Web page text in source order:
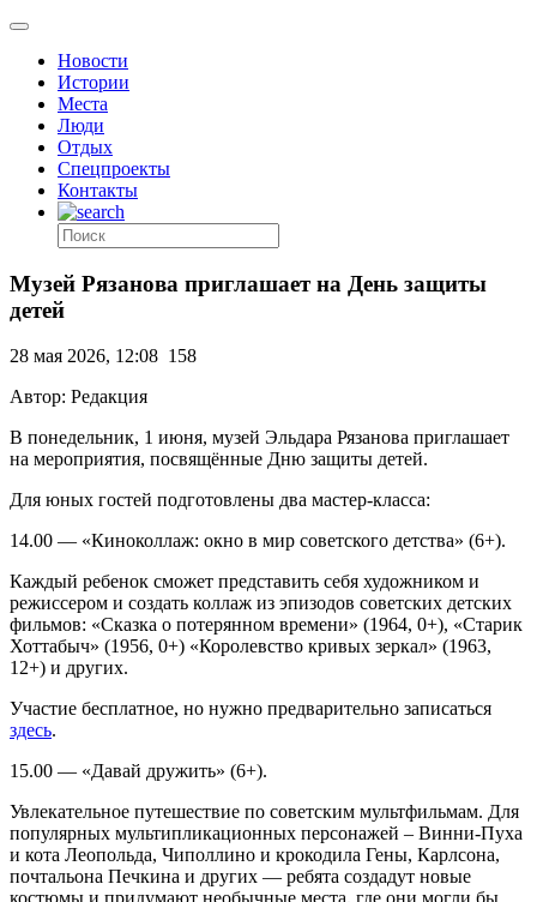
Новости
Истории
Места
Люди
Отдых
Спецпроекты
Контакты
Музей Рязанова приглашает на День защиты
детей
28 мая 2026, 12:08 158
Автор: Редакция
В понедельник, 1 июня, музей Эльдара Рязанова приглашает
на мероприятия, посвящённые Дню защиты детей.
Для юных гостей подготовлены два мастер-класса:
14.00 — «Киноколлаж: окно в мир советского детства» (6+).
Каждый ребенок сможет представить себя художником и
режиссером и создать коллаж из эпизодов советских детских
фильмов: «Сказка о потерянном времени» (1964, 0+), «Старик
Хоттабыч» (1956, 0+) «Королевство кривых зеркал» (1963,
12+) и других.
Участие бесплатное, но нужно предварительно записаться
здесь.
15.00 — «Давай дружить» (6+).
Увлекательное путешествие по советским мультфильмам. Для
популярных мультипликационных персонажей – Винни-Пуха
и кота Леопольда, Чиполлино и крокодила Гены, Карлсона,
почтальона Печкина и других — ребята создадут новые